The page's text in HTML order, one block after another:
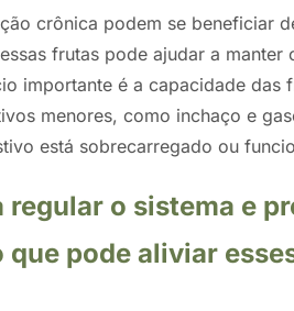
crônica podem se beneficiar
frutas pode ajudar a
importante é a capacidade das
menores, como inchaço e
está sobrecarregado ou
regular o sistema e
pode aliviar